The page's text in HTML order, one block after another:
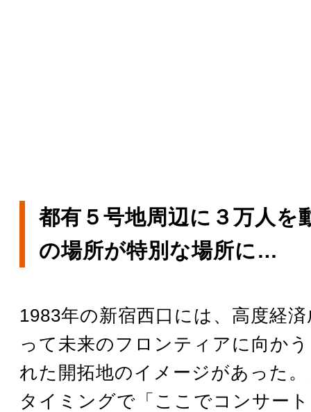
都有５号地周辺に３万人を
の場所が特別な場所に…
1983年の新宿西口には、高度経
って未来のフロンティアに向かう
れた開拓地のイメージがあった
タイミングで「ここでコンサー